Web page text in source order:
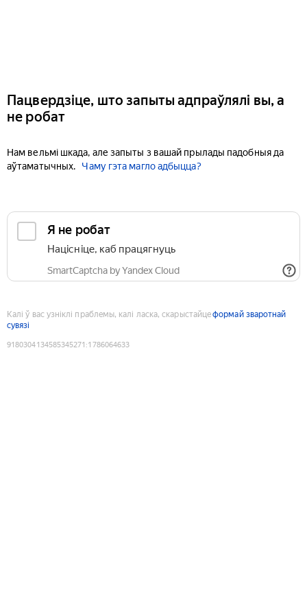
Пацвердзіце, што запыты адпраўлялі вы, а
не робат
Нам вельмі шкада, але запыты з вашай прылады падобныя да
аўтаматычных.
Чаму гэта магло адбыцца?
Я не робат
Націсніце, каб працягнуць
SmartCaptcha by Yandex Cloud
Калі ў вас узніклі праблемы, калі ласка, скарыстайцеформай зваротнай
сувязі
9180304134585345271 :1786064633